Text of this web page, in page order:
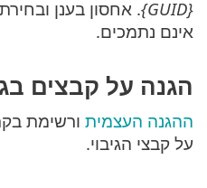
{GUID}. אחסון בענן
אינם נתמכים.
הגנה על קבצים
ההגנה העצמית
על קבצי הגיבוי.